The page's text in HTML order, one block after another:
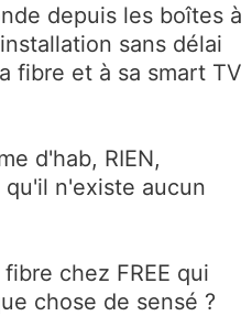
depuis les boîtes à
sans délai
fibre et à sa smart TV
d'hab, RIEN,
n'existe aucun
chez FREE qui
chose de sensé ?